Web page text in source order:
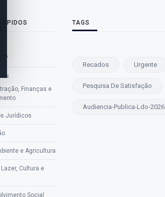
Finanças e
Jurídicos
e Agricultura
Lazer, Cultura e
Social
TAGS
Recados Urgente
Pesquisa De Satisfação
Audiencia-Publica-Ldo-2026